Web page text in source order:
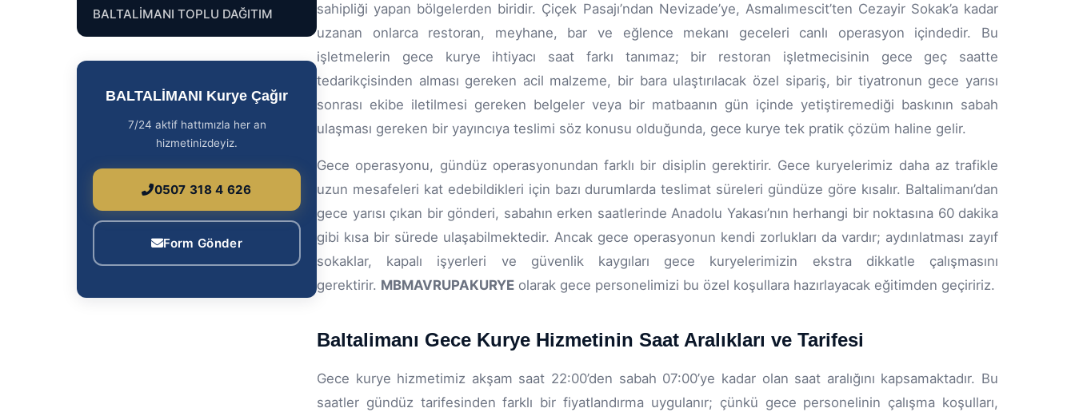
BALTALİMANI TOPLU DAĞITIM
BALTALİMANI Kurye Çağır
7/24 aktif hattımızla her an
hizmetinizdeyiz.
0507 318 4 626
Form Gönder
sahipliği yapan bölgelerden biridir. Çiçek Pasajı’ndan Nevizade’ye, Asmalımescit’ten Cezayir Sokak’a kadar
uzanan onlarca restoran, meyhane, bar ve eğlence mekanı geceleri canlı operasyon içindedir. Bu
işletmelerin gece kurye ihtiyacı saat farkı tanımaz; bir restoran işletmecisinin gece geç saatte
tedarikçisinden alması gereken acil malzeme, bir bara ulaştırılacak özel sipariş, bir tiyatronun gece yarısı
sonrası ekibe iletilmesi gereken belgeler veya bir matbaanın gün içinde yetiştiremediği baskının sabah
ulaşması gereken bir yayıncıya teslimi söz konusu olduğunda, gece kurye tek pratik çözüm haline gelir.
Gece operasyonu, gündüz operasyonundan farklı bir disiplin gerektirir. Gece kuryelerimiz daha az trafikle
uzun mesafeleri kat edebildikleri için bazı durumlarda teslimat süreleri gündüze göre kısalır. Baltalimanı’dan
gece yarısı çıkan bir gönderi, sabahın erken saatlerinde Anadolu Yakası’nın herhangi bir noktasına 60 dakika
gibi kısa bir sürede ulaşabilmektedir. Ancak gece operasyonun kendi zorlukları da vardır; aydınlatması zayıf
sokaklar, kapalı işyerleri ve güvenlik kaygıları gece kuryelerimizin ekstra dikkatle çalışmasını
gerektirir. MBMAVRUPAKURYE olarak gece personelimizi bu özel koşullara hazırlayacak eğitimden geçiririz.
Baltalimanı Gece Kurye Hizmetinin Saat Aralıkları ve Tarifesi
Gece kurye hizmetimiz akşam saat 22:00’den sabah 07:00’ye kadar olan saat aralığını kapsamaktadır. Bu
saatler gündüz tarifesinden farklı bir fiyatlandırma uygulanır; çünkü gece personelinin çalışma koşulları,